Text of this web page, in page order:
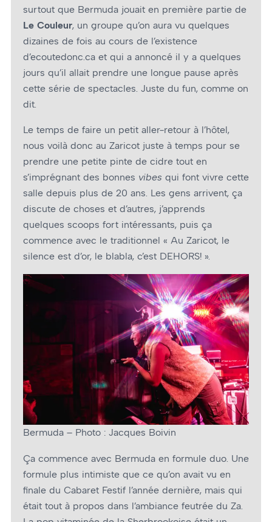
surtout que Bermuda jouait en première partie de
Le Couleur, un groupe qu’on aura vu quelques
dizaines de fois au cours de l’existence
d’ecoutedonc.ca et qui a annoncé il y a quelques
jours qu’il allait prendre une longue pause après
cette série de spectacles. Juste du fun, comme on
dit.
Le temps de faire un petit aller-retour à l’hôtel,
nous voilà donc au Zaricot juste à temps pour se
prendre une petite pinte de cidre tout en
s’imprégnant des bonnes vibes qui font vivre cette
salle depuis plus de 20 ans. Les gens arrivent, ça
discute de choses et d’autres, j’apprends
quelques scoops fort intéressants, puis ça
commence avec le traditionnel « Au Zaricot, le
silence est d’or, le blabla, c’est DEHORS! ».
Bermuda – Photo : Jacques Boivin
Ça commence avec Bermuda en formule duo. Une
formule plus intimiste que ce qu’on avait vu en
finale du Cabaret Festif l’année dernière, mais qui
était tout à propos dans l’ambiance feutrée du Za.